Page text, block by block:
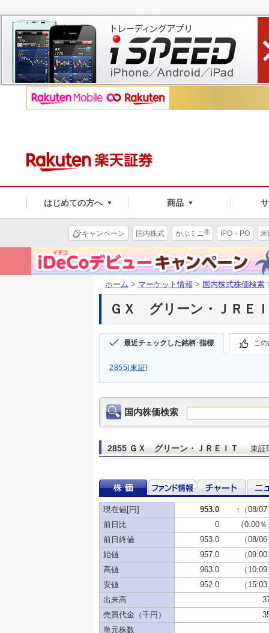
はじめての方へ 商品
キャンペーン 国内株式 かぶミニ® IPO・PO
ホーム > マーケット情報 > 国内株式株価検索
ＧＸ グリーン・ＪＲＥ
最近チェックした銘柄･指標 こ
2855(東証)